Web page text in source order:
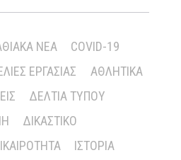
ΝΈΑ
COVID-19
ΕΡΓΑΣΊΑΣ
ΑΘΛΗΤΙΚΆ
ΔΕΛΤΊΑ ΤΎΠΟΥ
ΔΙΚΑΣΤΙΚΌ
ΙΣΤΟΡΊΑ